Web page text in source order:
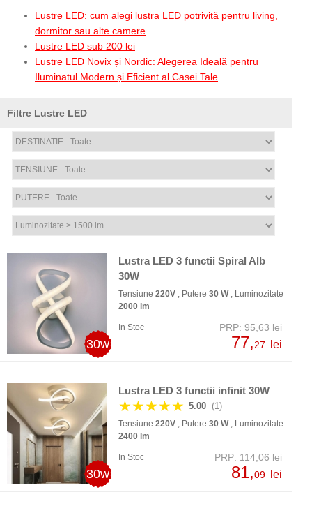
Lustre LED: cum alegi lustra LED potrivită pentru living,
dormitor sau alte camere
Lustre LED sub 200 lei
Lustre LED Novix și Nordic: Alegerea Ideală pentru
Iluminatul Modern și Eficient al Casei Tale
Filtre Lustre LED
30w
Lustra LED 3 functii Spiral Alb
30W
Tensiune 220V , Putere 30 W, Luminozitate
2000 lm
In Stoc PRP: 95,63 lei
77,27 lei
30w
Lustra LED 3 functii infinit 30W
★★★★★ 5.00 (1)
Tensiune 220V , Putere 30 W, Luminozitate
2400 lm
In Stoc PRP: 114,06 lei
81,09 lei